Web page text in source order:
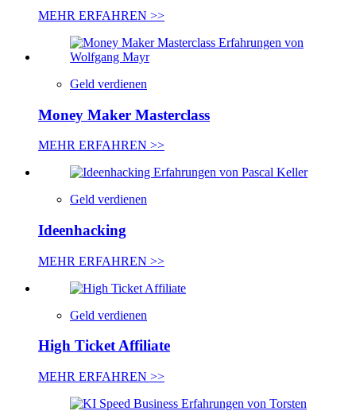
MEHR ERFAHREN >>
Geld verdienen
Money Maker Masterclass
MEHR ERFAHREN >>
Geld verdienen
Ideenhacking
MEHR ERFAHREN >>
Geld verdienen
High Ticket Affiliate
MEHR ERFAHREN >>